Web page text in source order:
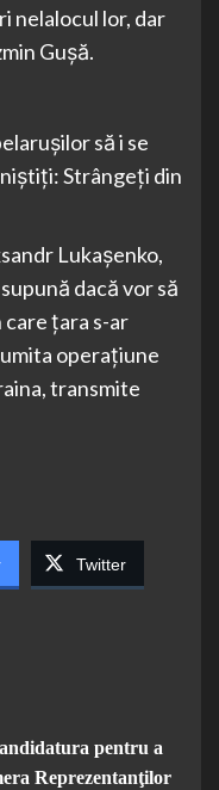
nelalocul lor, dar
Guşă.
să i se
Strângeți din
Lukaşenko,
dacă vor să
ţara s-ar
operaţiune
transmite
Twitter
pentru a
Reprezentanţilor